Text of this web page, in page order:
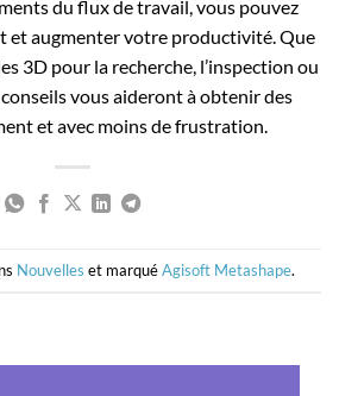
du flux de travail, vous pouvez
et augmenter votre productivité. Que
3D pour la recherche, l’inspection ou
vous aideront à obtenir des
et avec moins de frustration.
Nouvelles et marquéAgisoft Metashape.